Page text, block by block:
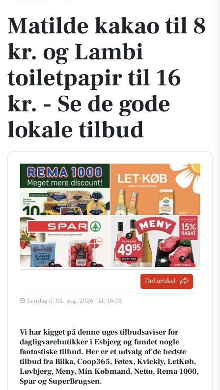
Matilde kakao til 8
kr. og Lambi
toiletpapir til 16
kr. - Se de gode
lokale tilbud
Del artikel
Søndag d. 02. aug. 2026 - kl. 16:03
Vi har kigget på denne uges tilbudsaviser for
dagligvarebutikker i Esbjerg og fundet nogle
fantastiske tilbud. Her er et udvalg af de bedste
tilbud fra Bilka, Coop365, Føtex, Kvickly, LetKøb,
Løvbjerg, Meny, Min Købmand, Netto, Rema 1000,
Spar og SuperBrugsen.